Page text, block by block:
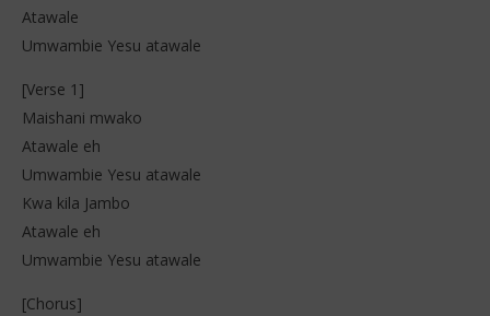
Atawale
Umwambie Yesu atawale
[Verse 1]
Maishani mwako
Atawale eh
Umwambie Yesu atawale
Kwa kila Jambo
Atawale eh
Umwambie Yesu atawale
[Chorus]